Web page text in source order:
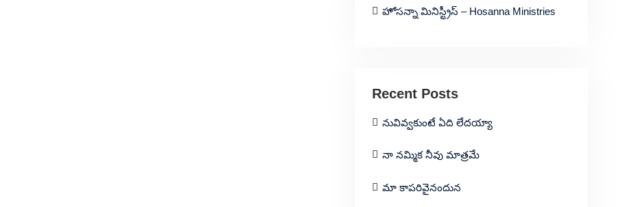
హోసన్నా మినిస్ట్రీస్ – Hosanna Ministries
Recent Posts
నువివ్వకుంటే ఏది లేదయ్యా
నా నమ్మిక నీవు మాత్రమే
మా కాపరివైనందున